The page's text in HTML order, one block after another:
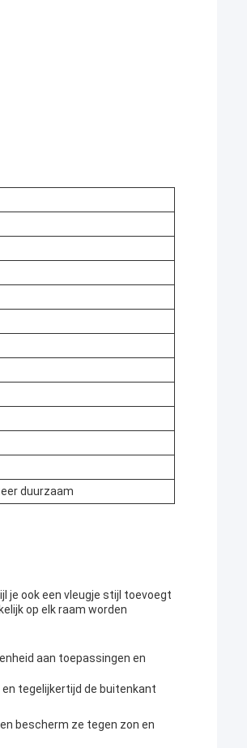
duurzaam
je ook een vleugje stijl toevoegt
op elk raam worden
aan toepassingen en
tegelijkertijd de buitenkant
bescherm ze tegen zon en